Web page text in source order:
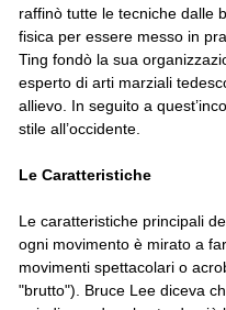
raffinò tutte le tecniche dalle
fisica per essere messo in
Ting fondò la sua
esperto di arti marziali
allievo. In seguito a
stile all’occidente.
Le Caratteristiche
Le caratteristiche principali
ogni movimento è mirato a
movimenti spettacolari o
"brutto"). Bruce Lee diceva